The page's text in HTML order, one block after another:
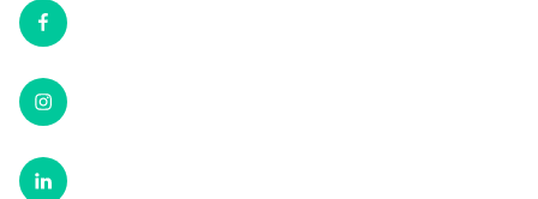
Facebook
Instagram
LinkedIn